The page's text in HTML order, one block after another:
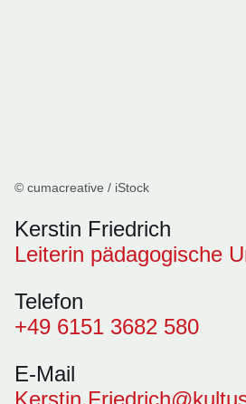
© cumacreative / iStock
Kerstin Friedrich
Leiterin pädagogische
Telefon
+49 6151 3682 580
E-Mail